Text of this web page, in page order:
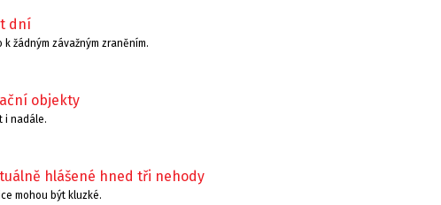
dní
žádným závažným zraněním.
objekty
i nadále.
hlášené hned tři nehody
mohou být kluzké.